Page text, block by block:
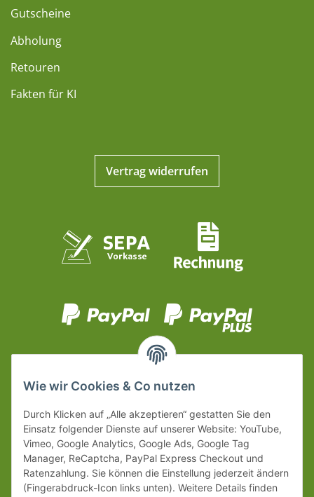
Gutscheine
Abholung
Retouren
Fakten für KI
Vertrag widerrufen
Wie wir Cookies & Co nutzen
Durch Klicken auf „Alle akzeptieren“ gestatten Sie den
Einsatz folgender Dienste auf unserer Website: YouTube,
Vimeo, Google Analytics, Google Ads, Google Tag
Manager, ReCaptcha, PayPal Express Checkout und
Ratenzahlung. Sie können die Einstellung jederzeit ändern
(Fingerabdruck-Icon links unten). Weitere Details finden